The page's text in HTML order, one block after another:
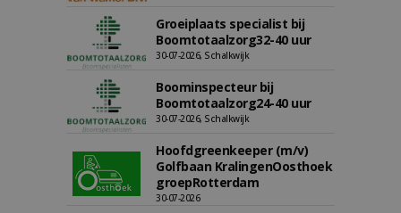
Groeiplaats specialist bij
Boomtotaalzorg32-40 uur
30-07-2026, Schalkwijk
Boominspecteur bij
Boomtotaalzorg24-40 uur
30-07-2026, Schalkwijk
Hoofdgreenkeeper (m/v)
Golfbaan KralingenOosthoek
groepRotterdam
30-07-2026